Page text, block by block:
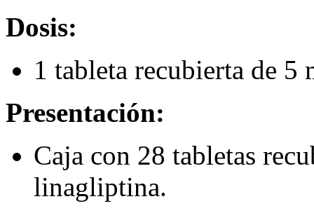
Dosis:
1 tableta recubierta de 5
Presentación:
Caja con 28 tabletas
linagliptina.